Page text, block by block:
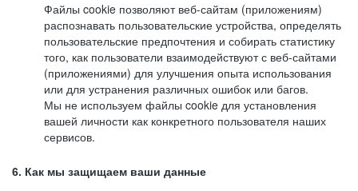
Файлы cookie позволяют веб-сайтам (приложениям)
распознавать пользовательские устройства, определять
пользовательские предпочтения и собирать статистику
того, как пользователи взаимодействуют с веб-сайтами
(приложениями) для улучшения опыта использования
или для устранения различных ошибок или багов.
Мы не используем файлы cookie для установления
вашей личности как конкретного пользователя наших
сервисов.
6. Как мы защищаем ваши данные